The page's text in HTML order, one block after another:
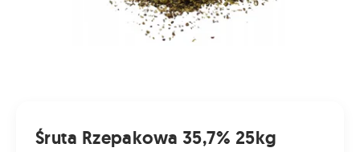
Śruta Rzepakowa 35,7% 25kg